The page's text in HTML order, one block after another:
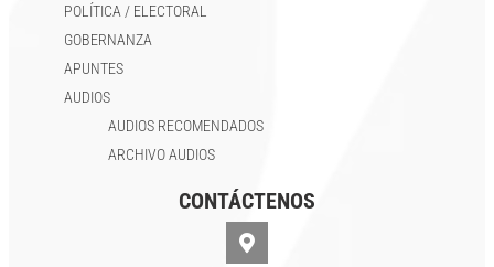
CONTÁCTENOS
POLÍTICA / ELECTORAL
GOBERNANZA
APUNTES
AUDIOS
AUDIOS RECOMENDADOS
ARCHIVO AUDIOS